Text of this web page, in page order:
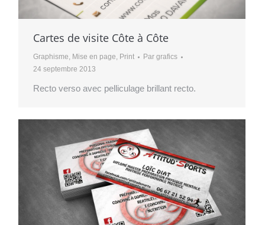
Cartes de visite Côte à Côte
Graphisme, Mise en page, Print Pargrafics
24 septembre 2013
Recto verso avec pelliculage brillant recto.